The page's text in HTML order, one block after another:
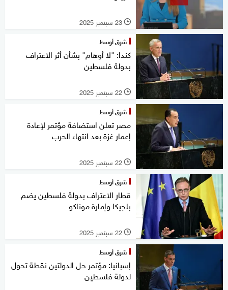
l 23 سبتمبر 2025
شرق أوسط
كندا: "لا أوهام" بشأن أثر الاعتراف
بدولة فلسطين
l 22 سبتمبر 2025
شرق أوسط
مصر تعلن استضافة مؤتمر لإعادة
إعمار غزة بعد انتهاء الحرب
l 22 سبتمبر 2025
شرق أوسط
قطار الاعتراف بدولة فلسطين يضم
بلجيكا وإمارة موناكو
l 22 سبتمبر 2025
شرق أوسط
إسبانيا: مؤتمر حل الدولتين نقطة تحول
لدولة فلسطين